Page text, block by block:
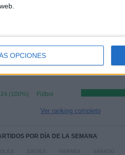
OPCIONESLos Troncos FC
24 (100%)
RANKING POR DEPORTES
Fútbol
Ver ranking completo
POR DÍA DE LA SEMANA
JUEVES VIERNES SÁBADO